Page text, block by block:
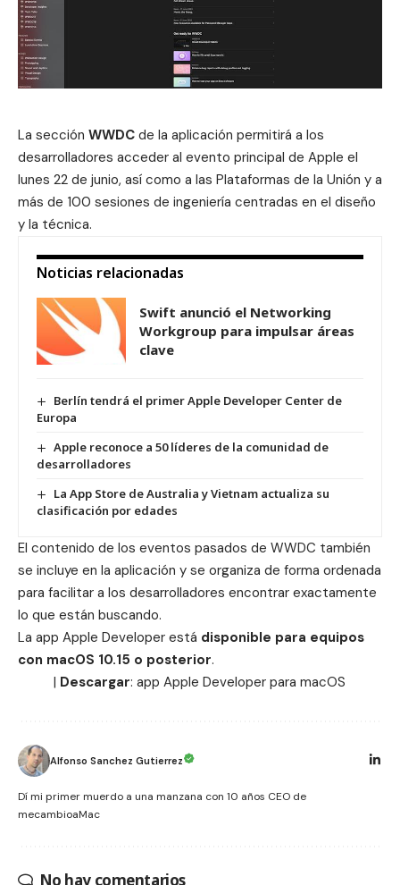
La sección WWDC de la aplicación permitirá a los
desarrolladores acceder al evento principal de Apple el
lunes 22 de junio, así como a las Plataformas de la Unión y a
más de 100 sesiones de ingeniería centradas en el diseño
y la técnica.
Noticias relacionadas
Swift anunció el Networking
Workgroup para impulsar áreas
clave
Berlín tendrá el primer Apple Developer Center de
Europa
Apple reconoce a 50 líderes de la comunidad de
desarrolladores
La App Store de Australia y Vietnam actualiza su
clasificación por edades
El contenido de los eventos pasados ​​de WWDC también
se incluye en la aplicación y se organiza de forma ordenada
para facilitar a los desarrolladores encontrar exactamente
lo que están buscando.
La app Apple Developer está disponible para equipos
con macOS 10.15 o posterior.
| Descargar: app Apple Developer para macOS
Alfonso Sanchez Gutierrez
Dí mi primer muerdo a una manzana con 10 años CEO de
mecambioaMac
No hay comentarios